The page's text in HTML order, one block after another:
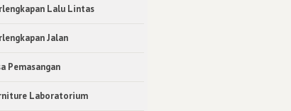
Lalu Lintas
Jalan
Pemasangan
Laboratorium